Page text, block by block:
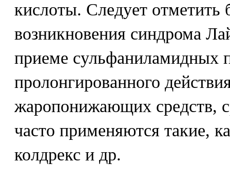
кислоты. Следует отметить
возникновения синдрома
приеме сульфаниламидных
пролонгированного
жаропонижающих средств,
часто применяются такие,
колдрекс и др.